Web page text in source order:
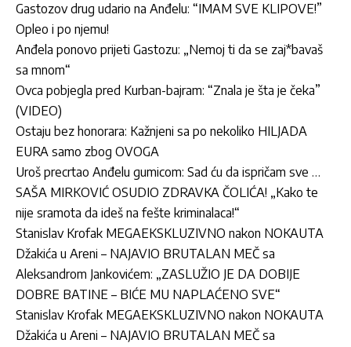
Gastozov drug udario na Anđelu: “IMAM SVE KLIPOVE!”
Opleo i po njemu!
Anđela ponovo prijeti Gastozu: „Nemoj ti da se zaj*bavaš
sa mnom“
Ovca pobjegla pred Kurban-bajram: “Znala je šta je čeka”
(VIDEO)
Ostaju bez honorara: Kažnjeni sa po nekoliko HILJADA
EURA samo zbog OVOGA
Uroš precrtao Anđelu gumicom: Sad ću da ispričam sve …
SAŠA MIRKOVIĆ OSUDIO ZDRAVKA ČOLIĆA! „Kako te
nije sramota da ideš na fešte kriminalaca!“
Stanislav Krofak MEGAEKSKLUZIVNO nakon NOKAUTA
Džakića u Areni – NAJAVIO BRUTALAN MEČ sa
Aleksandrom Jankovićem: „ZASLUŽIO JE DA DOBIJE
DOBRE BATINE – BIĆE MU NAPLAĆENO SVE“
Stanislav Krofak MEGAEKSKLUZIVNO nakon NOKAUTA
Džakića u Areni – NAJAVIO BRUTALAN MEČ sa